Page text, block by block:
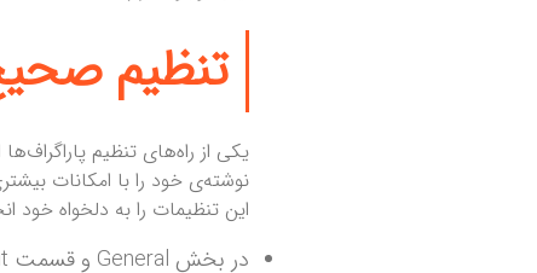
تنظیم
این تنظیمات را به دلخواه خود